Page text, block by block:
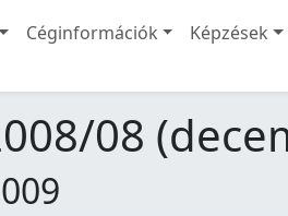
Céginformációk Képzések
08